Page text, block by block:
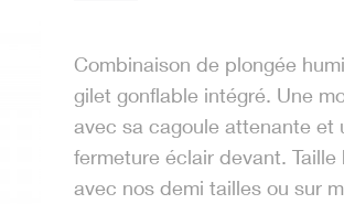
Combinaison de plongée
gilet gonflable intégré. Une
avec sa cagoule attenante et
fermeture éclair devant.
avec nos demi tailles ou sur